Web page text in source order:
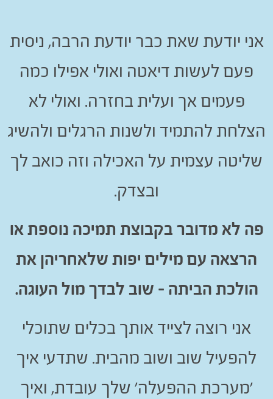
יודעת שאת כבר יודעת הרבה, ניסית
פעם לעשות דיאטה ואולי אפילו כמה
פעמים אך ועלית בחזרה. ואולי לא
להתמיד ולשנות הרגלים ולהשיג
שליטה עצמית על האכילה וזה כואב לך
ובצדק.
לא מדובר בקבוצת תמיכה נוספת או
הרצאה עם מילים יפות שלאחריהן את
הולכת הביתה - שוב לבדך מול העוגה.
אני רוצה לצייד אותך בכלים שתוכלי
להפעיל שוב ושוב מהבית. שתדעי איך
'מערכת ההפעלה' שלך עובדת, ואיך